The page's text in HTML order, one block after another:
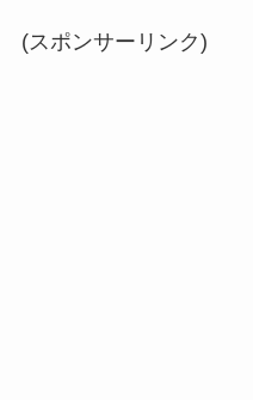
(スポンサーリンク)